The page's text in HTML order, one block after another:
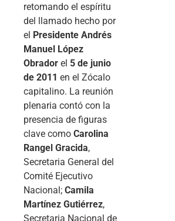
retomando el espíritu
del llamado hecho por
el Presidente Andrés
Manuel López
Obrador el 5 de junio
de 2011 en el Zócalo
capitalino. La reunión
plenaria contó con la
presencia de figuras
clave como Carolina
Rangel Gracida,
Secretaria General del
Comité Ejecutivo
Nacional; Camila
Martínez Gutiérrez,
Secretaria Nacional de